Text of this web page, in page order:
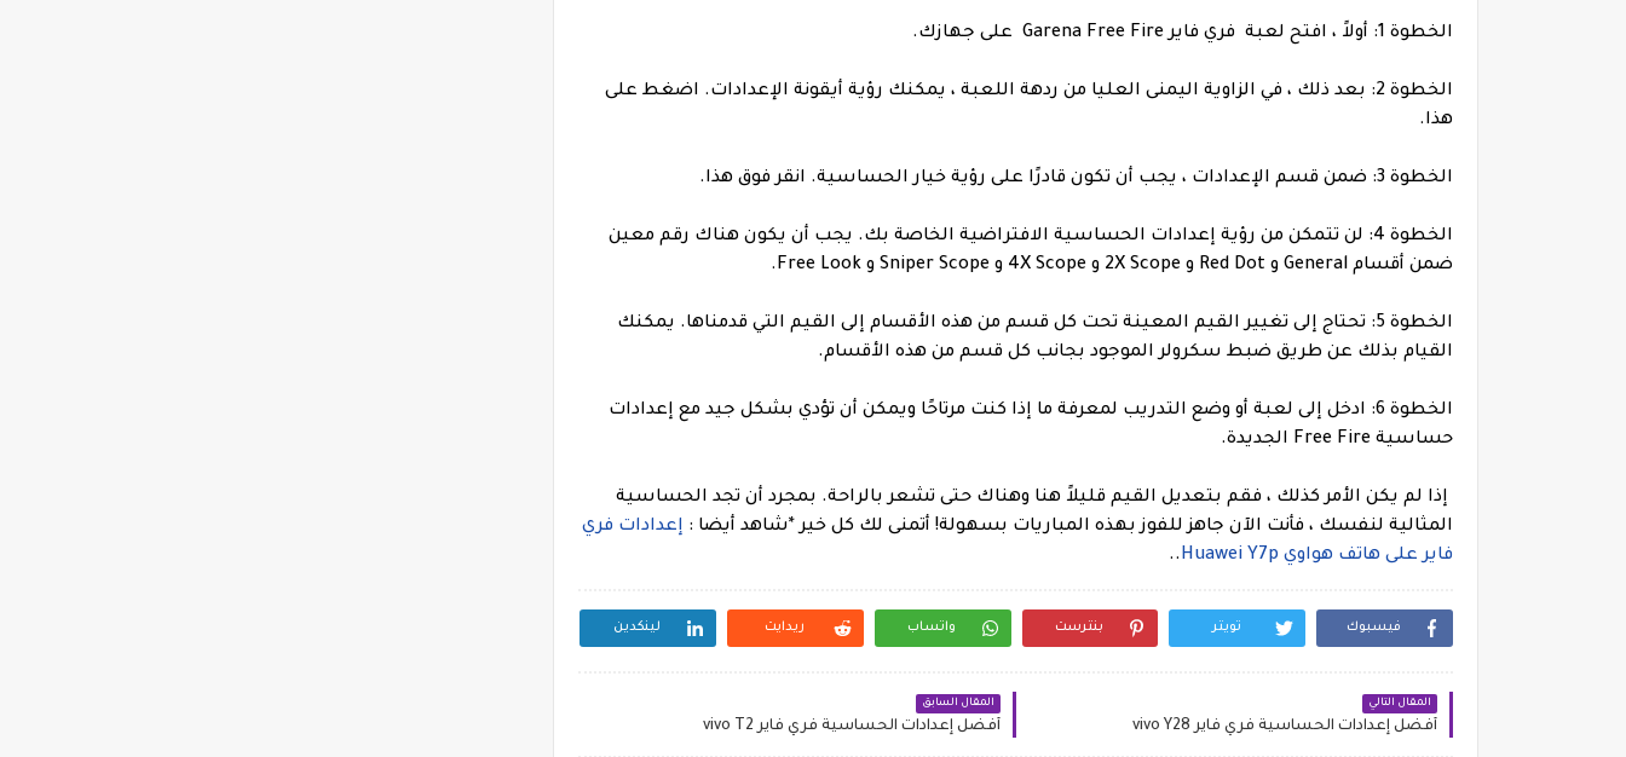
الخطوة 1: أولاً ، افتح لعبة فري فاير Garena Free Fire على جهازك.
الخطوة 2: بعد ذلك ، في الزاوية اليمنى العليا من ردهة اللعبة ، يمكنك رؤية أيقونة الإعدادات. اضغط على
هذا.
الخطوة 3: ضمن قسم الإعدادات ، يجب أن تكون قادرًا على رؤية خيار الحساسية. انقر فوق هذا.
الخطوة 4: لن تتمكن من رؤية إعدادات الحساسية الافتراضية الخاصة بك. يجب أن يكون هناك رقم معين
ضمن أقسام General و Red Dot و 2X Scope و 4X Scope و Sniper Scope و Free Look.
الخطوة 5: تحتاج إلى تغيير القيم المعينة تحت كل قسم من هذه الأقسام إلى القيم التي قدمناها. يمكنك
القيام بذلك عن طريق ضبط سكرولر الموجود بجانب كل قسم من هذه الأقسام.
الخطوة 6: ادخل إلى لعبة أو وضع التدريب لمعرفة ما إذا كنت مرتاحًا ويمكن أن تؤدي بشكل جيد مع إعدادات
حساسية Free Fire الجديدة.
إذا لم يكن الأمر كذلك ، فقم بتعديل القيم قليلاً هنا وهناك حتى تشعر بالراحة. بمجرد أن تجد الحساسية
المثالية لنفسك ، فأنت الآن جاهز للفوز بهذه المباريات بسهولة! أتمنى لك كل خير *شاهد أيضا : إعدادات فري
فاير على هاتف هواوي Huawei Y7p
..
فيسبوك تويتر بنترست واتساب ريدايت لينكدين
المقال التالي
أفضل إعدادات الحساسية فري فاير vivo Y28
المقال السابق
أفضل إعدادات الحساسية فري فاير vivo T2